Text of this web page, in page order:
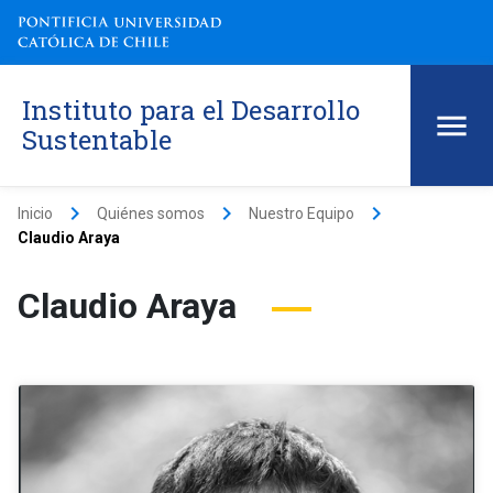
Instituto para el Desarrollo
Sustentable
Inicio keyboard_arrow_right Quiénes somos keyboard_arrow_right Nuestro Equipo keyboard_arrow_right
Claudio Araya
Claudio Araya